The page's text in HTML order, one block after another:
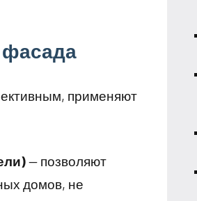
фасада
применяют
— позволяют
домов, не